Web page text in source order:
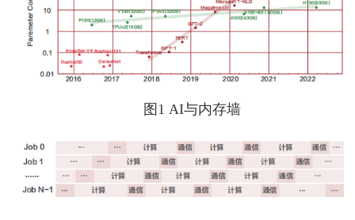
图1 AI与内存墙